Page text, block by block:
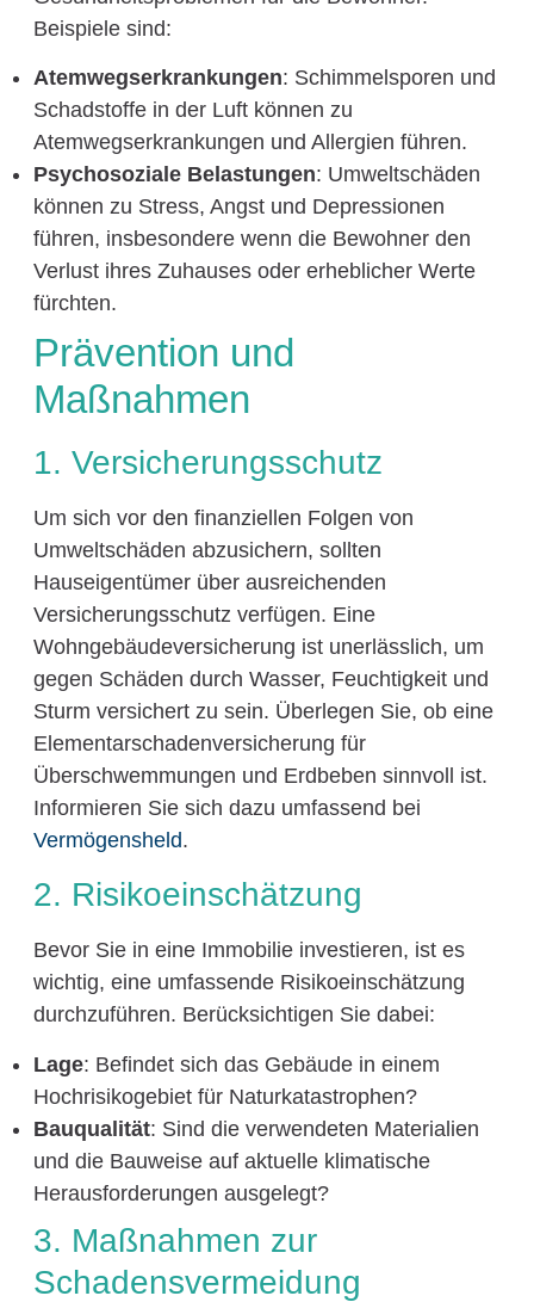
Beispiele sind:
Atemwegserkrankungen: Schimmelsporen und
Schadstoffe in der Luft können zu
Atemwegserkrankungen und Allergien führen.
Psychosoziale Belastungen: Umweltschäden
können zu Stress, Angst und Depressionen
führen, insbesondere wenn die Bewohner den
Verlust ihres Zuhauses oder erheblicher Werte
fürchten.
Prävention und
Maßnahmen
1. Versicherungsschutz
Um sich vor den finanziellen Folgen von
Umweltschäden abzusichern, sollten
Hauseigentümer über ausreichenden
Versicherungsschutz verfügen. Eine
Wohngebäudeversicherung ist unerlässlich, um
gegen Schäden durch Wasser, Feuchtigkeit und
Sturm versichert zu sein. Überlegen Sie, ob eine
Elementarschadenversicherung für
Überschwemmungen und Erdbeben sinnvoll ist.
Informieren Sie sich dazu umfassend bei
Vermögensheld.
2. Risikoeinschätzung
Bevor Sie in eine Immobilie investieren, ist es
wichtig, eine umfassende Risikoeinschätzung
durchzuführen. Berücksichtigen Sie dabei:
Lage: Befindet sich das Gebäude in einem
Hochrisikogebiet für Naturkatastrophen?
Bauqualität: Sind die verwendeten Materialien
und die Bauweise auf aktuelle klimatische
Herausforderungen ausgelegt?
3. Maßnahmen zur
Schadensvermeidung